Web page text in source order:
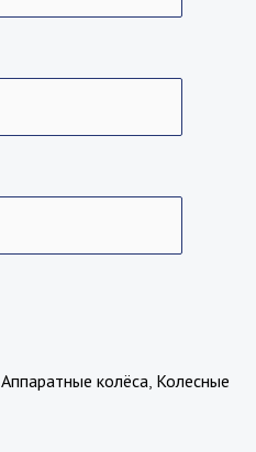
Аппаратные колёса Колесные